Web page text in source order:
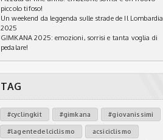
piccolo tifoso!
Un weekend da leggenda sulle strade de Il Lombardia
2025
GIMKANA 2025: emozioni, sorrisi e tanta voglia di
pedalare!
TAG
#cyclingkit #gimkana #giovanissimi
#lagentedelciclismo acsiciclismo